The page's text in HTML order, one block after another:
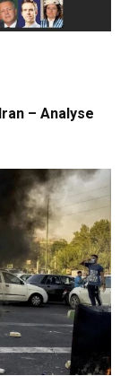
– Analyse